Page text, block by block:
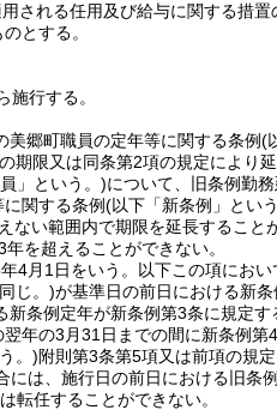
される任用及び給与に関する措
とする。
行する。
郷町職員の定年等に関する条例(
期限又は同条第2項の規定により
」という。)について、旧条例勤
関する条例(以下「新条例」とい
い範囲内で期限を延長すること
を超えることができない。
4月1日をいう。以下この項におい
じ。)が基準日の前日における新
新条例定年が新条例第3条に規定
年の3月31日までの間に新条例第
。)附則第3条第5項又は前項の規
には、施行日の前日における旧条
転任することができない。